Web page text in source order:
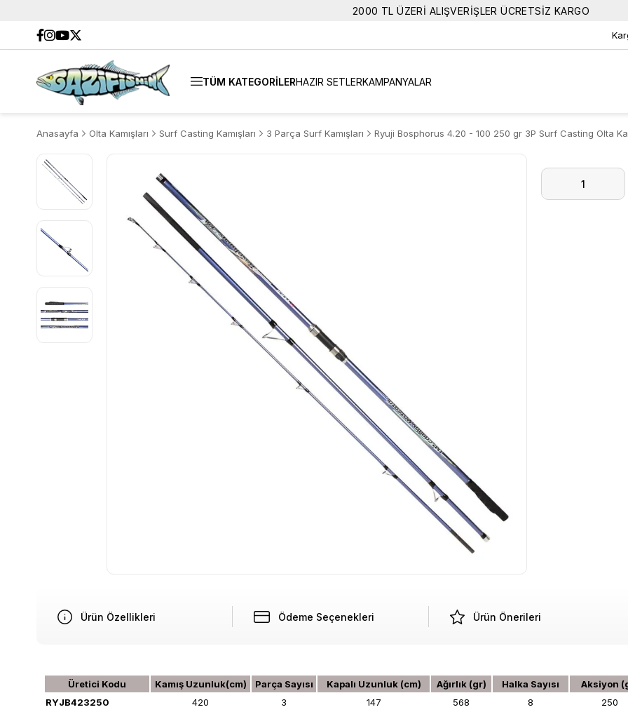
2000 TL ÜZERİ ALIŞVERİŞLER ÜCRETSİZ KARGO
TÜM KATEGORİLERHAZIR SETLERKAMPANYALAR
Anasayfa Olta Kamışları Surf Casting Kamışları 3 Parça Surf Kamışları Ryuji Bosphorus 4.20 - 100 250 gr 3P Surf Casting Olta
Ürün Özellikleri Ödeme Seçenekleri Ürün Önerileri
Üretici Kodu Kamış Uzunluk(cm) Parça Sayısı Kapalı Uzunluk (cm) Ağırlık (gr) Halka Sayısı
Aksiyon
RYJB423250
420 3 147 568 8 250